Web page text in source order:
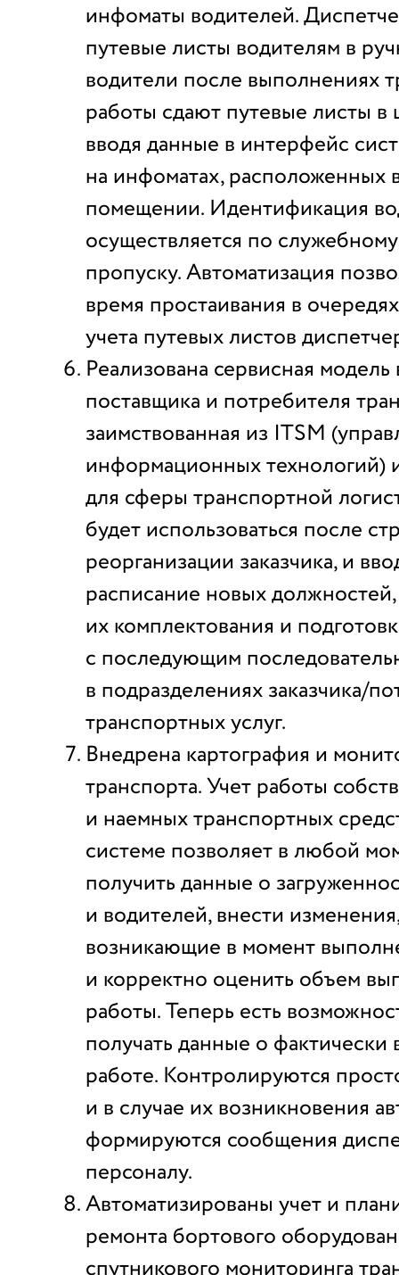
инфоматы водителей.
путевые листы водителям в
водители после выполнениях
работы сдают путевые листы
вводя данные в интерфейс
на инфоматах, расположенных
помещении. Идентификация
осуществляется по
пропуску. Автоматизация
время простаивания в
учета путевых листов
Реализована сервисная
поставщика и потребителя
заимствованная из ITSM
информационных технологий)
для сферы транспортной
будет использоваться после
реорганизации заказчика, и
расписание новых должностей,
их комплектования и
с последующим
в подразделениях заказчика/
транспортных услуг.
Внедрена картография и
транспорта. Учет работы
и наемных транспортных
системе позволяет в любой
получить данные о
и водителей, внести
возникающие в момент
и корректно оценить объем
работы. Теперь есть
получать данные о
работе. Контролируются
и в случае их возникновения
формируются сообщения
персоналу.
Автоматизированы учет и
ремонта бортового